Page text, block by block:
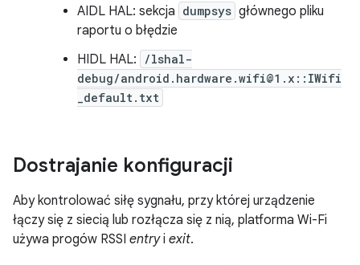
AIDL HAL: sekcja dumpsys głównego pliku
raportu o błędzie
HIDL HAL:
/lshal-
debug/android.hardware.wifi@1.x::IWifi
_default.txt
Dostrajanie konfiguracji
Aby kontrolować siłę sygnału, przy której urządzenie
łączy się z siecią lub rozłącza się z nią, platforma Wi-Fi
używa progów RSSI entryi exit.